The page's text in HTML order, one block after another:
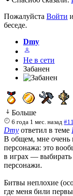
Пожалуйста Войти
беседе.
Dmy
Не в сети
Забанен
Больше
6 года 1 мес. назад
Dmy ответил в теме
В общем, мне очень
персонажа: это
в играх — выбирать
персонажи.
Битвы неплохие
где меня били